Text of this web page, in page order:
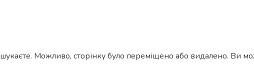
Можливо, сторінку було переміщено або видалено. Ви